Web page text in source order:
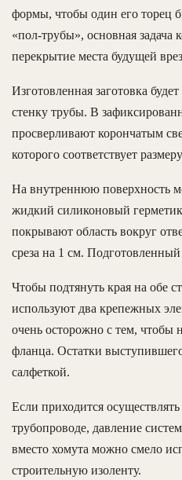
формы, чтобы один его торец
«пол-трубы», основная задача
перекрытие места будущей
Изготовленная заготовка
стенку трубы. В
просверливают корончатым
которого соответствует
На внутреннюю поверхность
жидкий силиконовый
покрывают область вокруг
среза на 1 см.
Чтобы подтянуть края на обе
используют два крепежных
очень осторожно с тем, чтобы
фланца. Остатки
салфеткой.
Если приходится
трубопроводе, давление
вместо хомута можно смело
строительную изоленту.